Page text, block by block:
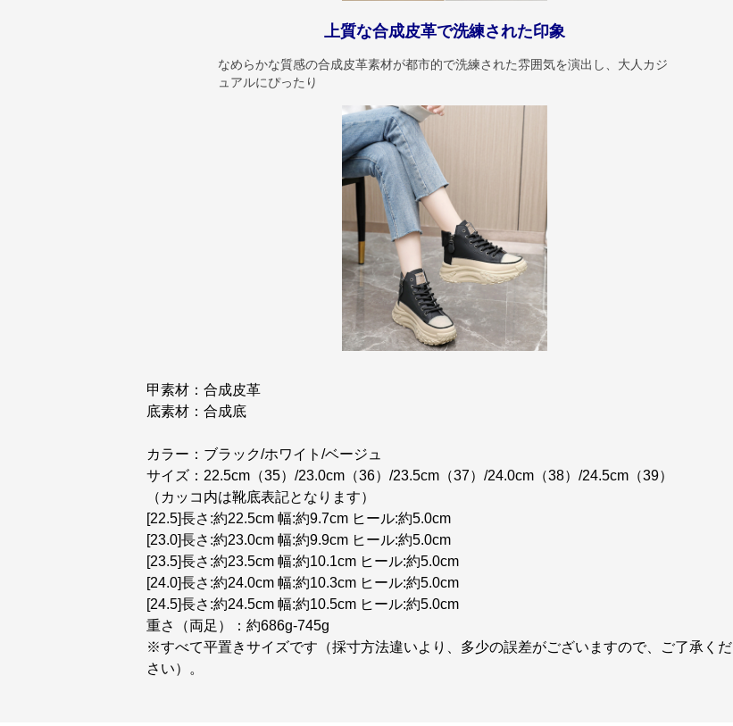
上質な合成皮革で洗練された印象
なめらかな質感の合成皮革素材が都市的で洗練された雰囲気を演出し、大人カジ
ュアルにぴったり
甲素材：合成皮革
底素材：合成底
カラー：ブラック/ホワイト/ベージュ
サイズ：22.5cm（35）/23.0cm（36）/23.5cm（37）/24.0cm（38）/24.5cm（39）
（カッコ内は靴底表記となります）
[22.5]長さ:約22.5cm 幅:約9.7cm ヒール:約5.0cm
[23.0]長さ:約23.0cm 幅:約9.9cm ヒール:約5.0cm
[23.5]長さ:約23.5cm 幅:約10.1cm ヒール:約5.0cm
[24.0]長さ:約24.0cm 幅:約10.3cm ヒール:約5.0cm
[24.5]長さ:約24.5cm 幅:約10.5cm ヒール:約5.0cm
重さ（両足）：約686g-745g
※すべて平置きサイズです（採寸方法違いより、多少の誤差がございますので、ご了承くだ
さい）。